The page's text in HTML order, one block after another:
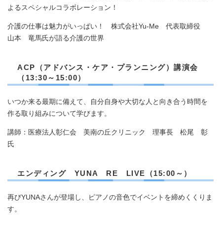
よるスペシャルコラボレーション！
介護の仕事は魅力がいっぱい！ 株式会社Yu-Me 代表取締役
山本 竜馬氏が語る介護の世界
ACP（アドバンス・ケア・プランニング）講演会
（13:30～15:00）
いつか来る最期に備えて、自分自身や大切な人と向き合う時間を
作る取り組みについて学びます。
講師：医療法人彰仁会 美南の丘クリニック 理事長 松尾 彰
氏
エンディング YUNA RE LIVE（15:00～）
再びYUNAさんが登場し、ピアノの音色でイベントを締めくくりま
す。